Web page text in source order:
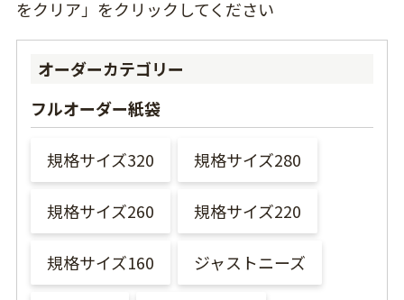
をクリア」をクリックしてください
オーダーカテゴリー
フルオーダー紙袋
規格サイズ320 規格サイズ280
規格サイズ260 規格サイズ220
規格サイズ160 ジャストニーズ